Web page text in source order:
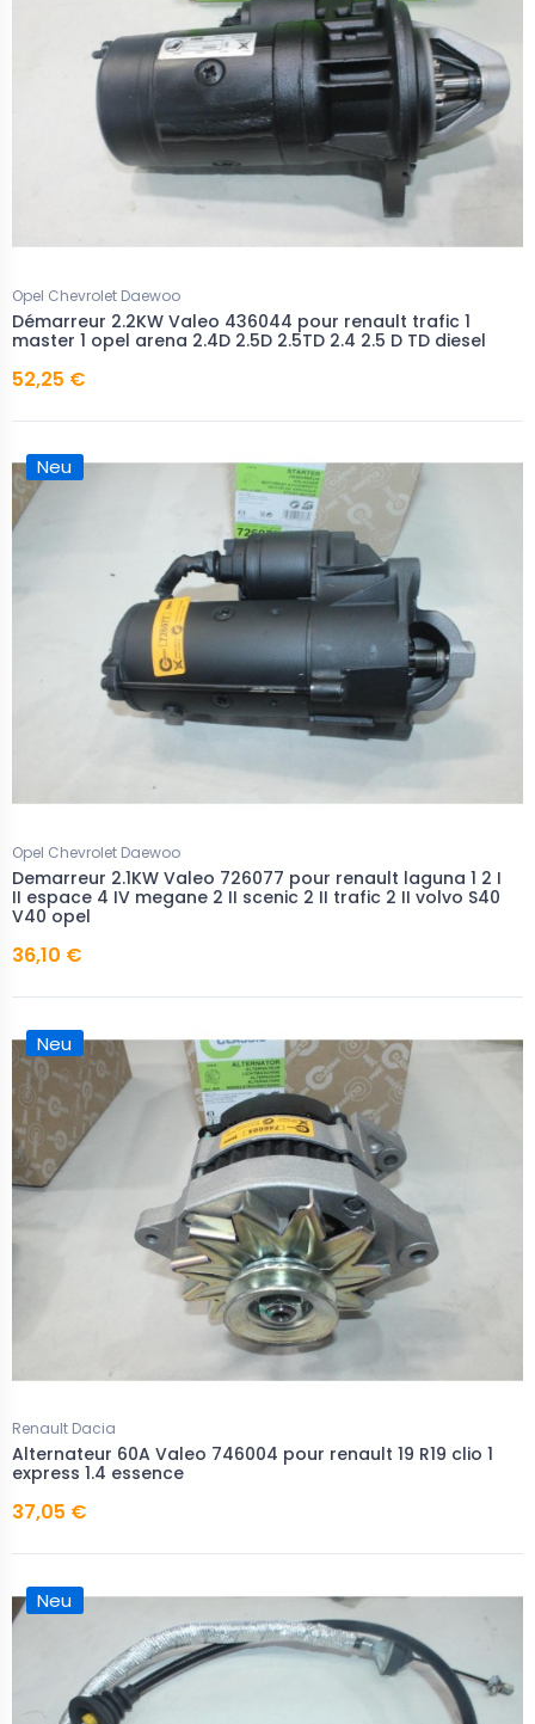
Opel Chevrolet Daewoo
Démarreur 2.2KW Valeo 436044 pour renault trafic 1
master 1 opel arena 2.4D 2.5D 2.5TD 2.4 2.5 D TD diesel
52,25 €
Neu
Opel Chevrolet Daewoo
Demarreur 2.1KW Valeo 726077 pour renault laguna 1 2 I
II espace 4 IV megane 2 II scenic 2 II trafic 2 II volvo S40
V40 opel
36,10 €
Neu
Renault Dacia
Alternateur 60A Valeo 746004 pour renault 19 R19 clio 1
express 1.4 essence
37,05 €
Neu